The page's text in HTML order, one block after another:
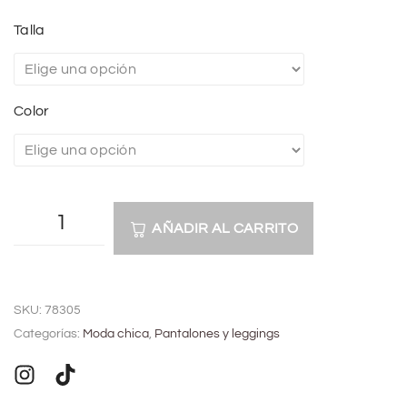
Talla
Color
AÑADIR AL CARRITO
t
e
r
SKU: 78305
Categorías: Moda chica, Pantalones y leggings